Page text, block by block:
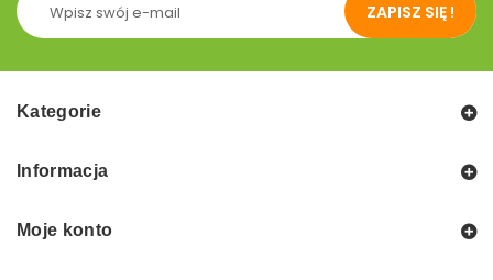
ZAPISZ SIĘ !
Kategorie
Informacja
Moje konto